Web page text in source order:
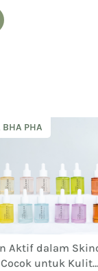
BHA PHA
Aktif dalam
untuk Kulit